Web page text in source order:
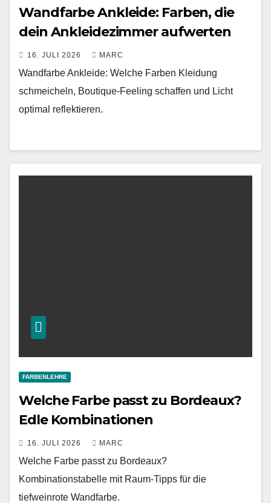
Wandfarbe Ankleide: Farben, die
dein Ankleidezimmer aufwerten
16. JULI 2026 MARC
Wandfarbe Ankleide: Welche Farben Kleidung
schmeicheln, Boutique-Feeling schaffen und Licht
optimal reflektieren.
FARBENLEHRE
Welche Farbe passt zu Bordeaux?
Edle Kombinationen
16. JULI 2026 MARC
Welche Farbe passt zu Bordeaux?
Kombinationstabelle mit Raum-Tipps für die
tiefweinrote Wandfarbe.